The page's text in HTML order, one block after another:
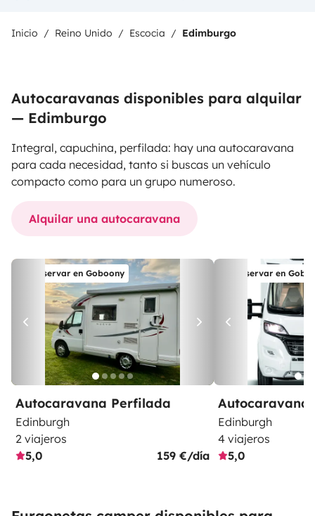
Inicio Reino Unido Escocia Edimburgo
Autocaravanas disponibles para alquilar
— Edimburgo
Integral, capuchina, perfilada: hay una autocaravana
para cada necesidad, tanto si buscas un vehículo
compacto como para un grupo numeroso.
Alquilar una autocaravana
Reservar en Goboony
Autocaravana Perfilada
Edinburgh
2 viajeros
5,0
159 €/día
Reservar en
Autocaravana
Edinburgh
4 viajeros
5,0